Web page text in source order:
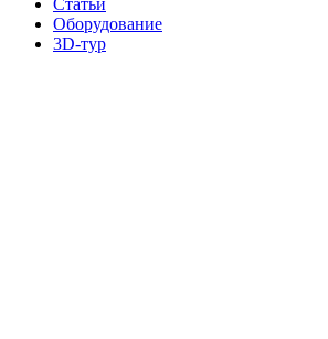
Статьи
Оборудование
3D-тур